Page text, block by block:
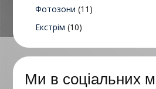
Фотозони (11)
Екстрім (10)
Ми в соціальних